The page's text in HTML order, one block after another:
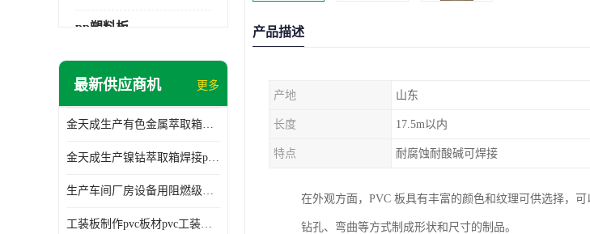
pp塑料板
pvc萃取板
最新供应商机 更多
金天成生产有色金属萃取箱焊接pvc板
金天成生产镍钴萃取箱焊接pvc萃取板
生产车间厂房设备用阻燃级别pp硬板
工装板制作pvc板材pvc工装板材可折弯
产品描述
产地 山东
长度 17.5m以内
特点 耐腐蚀耐酸碱可焊接
在外观方面，PVC 板具有丰富的颜色和纹理可供选择，
钻孔、弯曲等方式制成形状和尺寸的制品。